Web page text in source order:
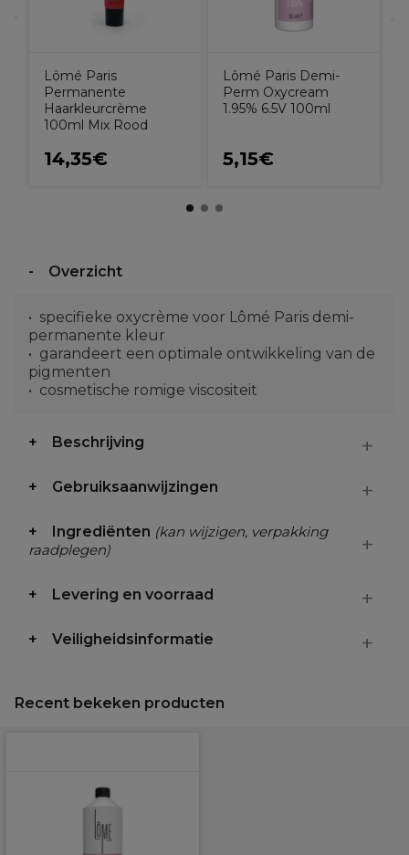
Lômé Paris
Permanente
Haarkleurcrème
100ml Mix Rood
14,35€
Lômé Paris Demi-
Perm Oxycream
1.95% 6.5V 100ml
5,15€
Overzicht
specifieke oxycrème voor Lômé Paris demi-
permanente kleur
garandeert een optimale ontwikkeling van de
pigmenten
cosmetische romige viscositeit
Beschrijving
Gebruiksaanwijzingen
Ingrediënten (kan wijzigen, verpakking
raadplegen)
Levering en voorraad
Veiligheidsinformatie
Recent bekeken producten